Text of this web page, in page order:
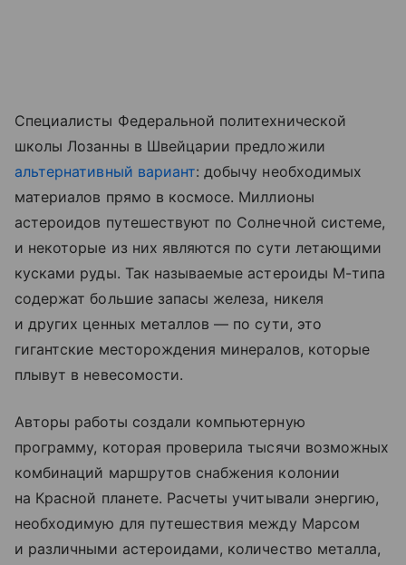
Специалисты Федеральной политехнической
школы Лозанны в Швейцарии предложили
альтернативный вариант: добычу необходимых
материалов прямо в космосе. Миллионы
астероидов путешествуют по Солнечной системе,
и некоторые из них являются по сути летающими
кусками руды. Так называемые астероиды М-типа
содержат большие запасы железа, никеля
и других ценных металлов — по сути, это
гигантские месторождения минералов, которые
плывут в невесомости.
Авторы работы создали компьютерную
программу, которая проверила тысячи возможных
комбинаций маршрутов снабжения колонии
на Красной планете. Расчеты учитывали энергию,
необходимую для путешествия между Марсом
и различными астероидами, количество металла,